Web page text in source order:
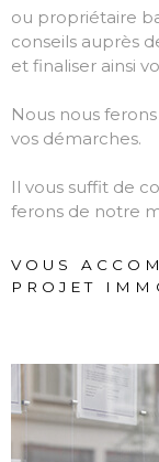
ou propriétaire
conseils auprès
et finaliser ainsi
Nous nous
vos démarches.
Il vous suffit de
ferons de notre
VOUS
PROJET